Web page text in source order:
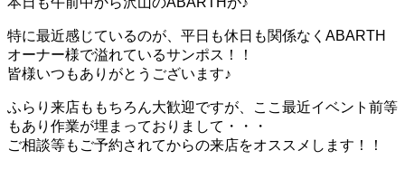
特に最近感じているのが、平日も休日も関係なくABARTH
オーナー様で溢れているサンポス！！
皆様いつもありがとうございます♪
ふらり来店ももちろん大歓迎ですが、ここ最近イベント前等
もあり作業が埋まっておりまして・・・
ご相談等もご予約されてからの来店をオススメします！！